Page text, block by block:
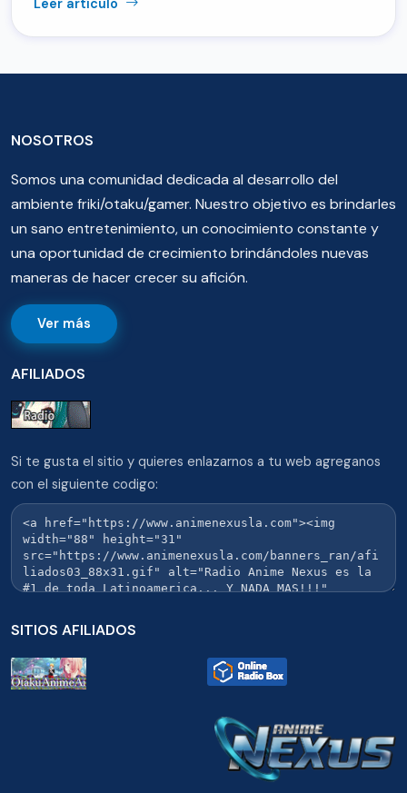
Leer artículo
NOSOTROS
Somos una comunidad dedicada al desarrollo del
ambiente friki/otaku/gamer. Nuestro objetivo es brindarles
un sano entretenimiento, un conocimiento constante y
una oportunidad de crecimiento brindándoles nuevas
maneras de hacer crecer su afición.
Ver más
AFILIADOS
Si te gusta el sitio y quieres enlazarnos a tu web agreganos
con el siguiente codigo:
SITIOS AFILIADOS